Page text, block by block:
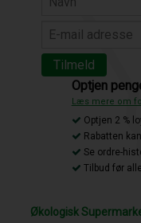
Optjen
Læs mere om
Optjen 2 %
Rabatten
Se ordre-
Tilbud før
Økologisk